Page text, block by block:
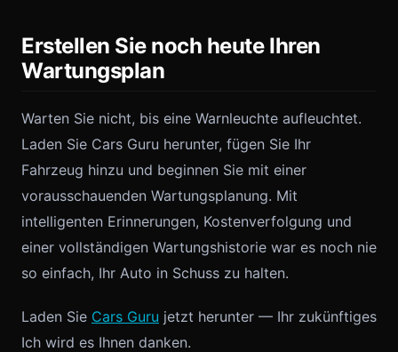
Erstellen Sie noch heute Ihren
Wartungsplan
Warten Sie nicht, bis eine Warnleuchte aufleuchtet.
Laden Sie Cars Guru herunter, fügen Sie Ihr
Fahrzeug hinzu und beginnen Sie mit einer
vorausschauenden Wartungsplanung. Mit
intelligenten Erinnerungen, Kostenverfolgung und
einer vollständigen Wartungshistorie war es noch nie
so einfach, Ihr Auto in Schuss zu halten.
Laden Sie Cars Guru jetzt herunter — Ihr zukünftiges
Ich wird es Ihnen danken.